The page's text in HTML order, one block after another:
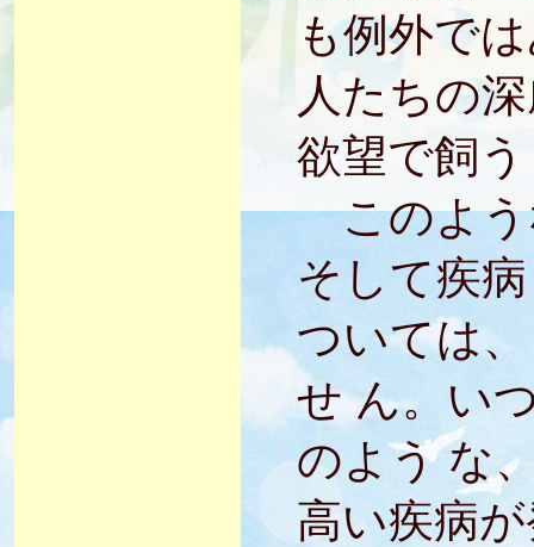
も例外で
人たちの
欲望で飼
このよう
そして疾
ついては
せ ん。い
のよう な
高い疾病